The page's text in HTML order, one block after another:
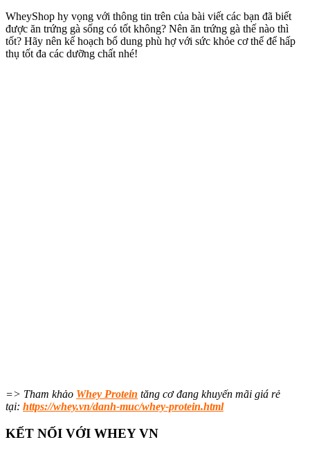
WheyShop hy vọng với thông tin trên của bài viết các bạn đã biết
được ăn trứng gà sống có tốt không? Nên ăn trứng gà thế nào thì
tốt? Hãy nên kế hoạch bổ dung phù hợ với sức khỏe cơ thể để hấp
thụ tốt đa các dưỡng chất nhé!
=> Tham khảo Whey Protein tăng cơ đang khuyến mãi giá rẻ
tại: https://whey.vn/danh-muc/whey-protein.html
KẾT NỐI VỚI WHEY VN